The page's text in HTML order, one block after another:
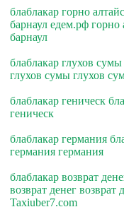
блаблакар горно
барнаул едем.рф горно
барнаул
блаблакар глухов
глухов сумы глухов
блаблакар геническ
геническ
блаблакар германия
германия германия
блаблакар возврат
возврат денег возврат
Taxiuber7.com